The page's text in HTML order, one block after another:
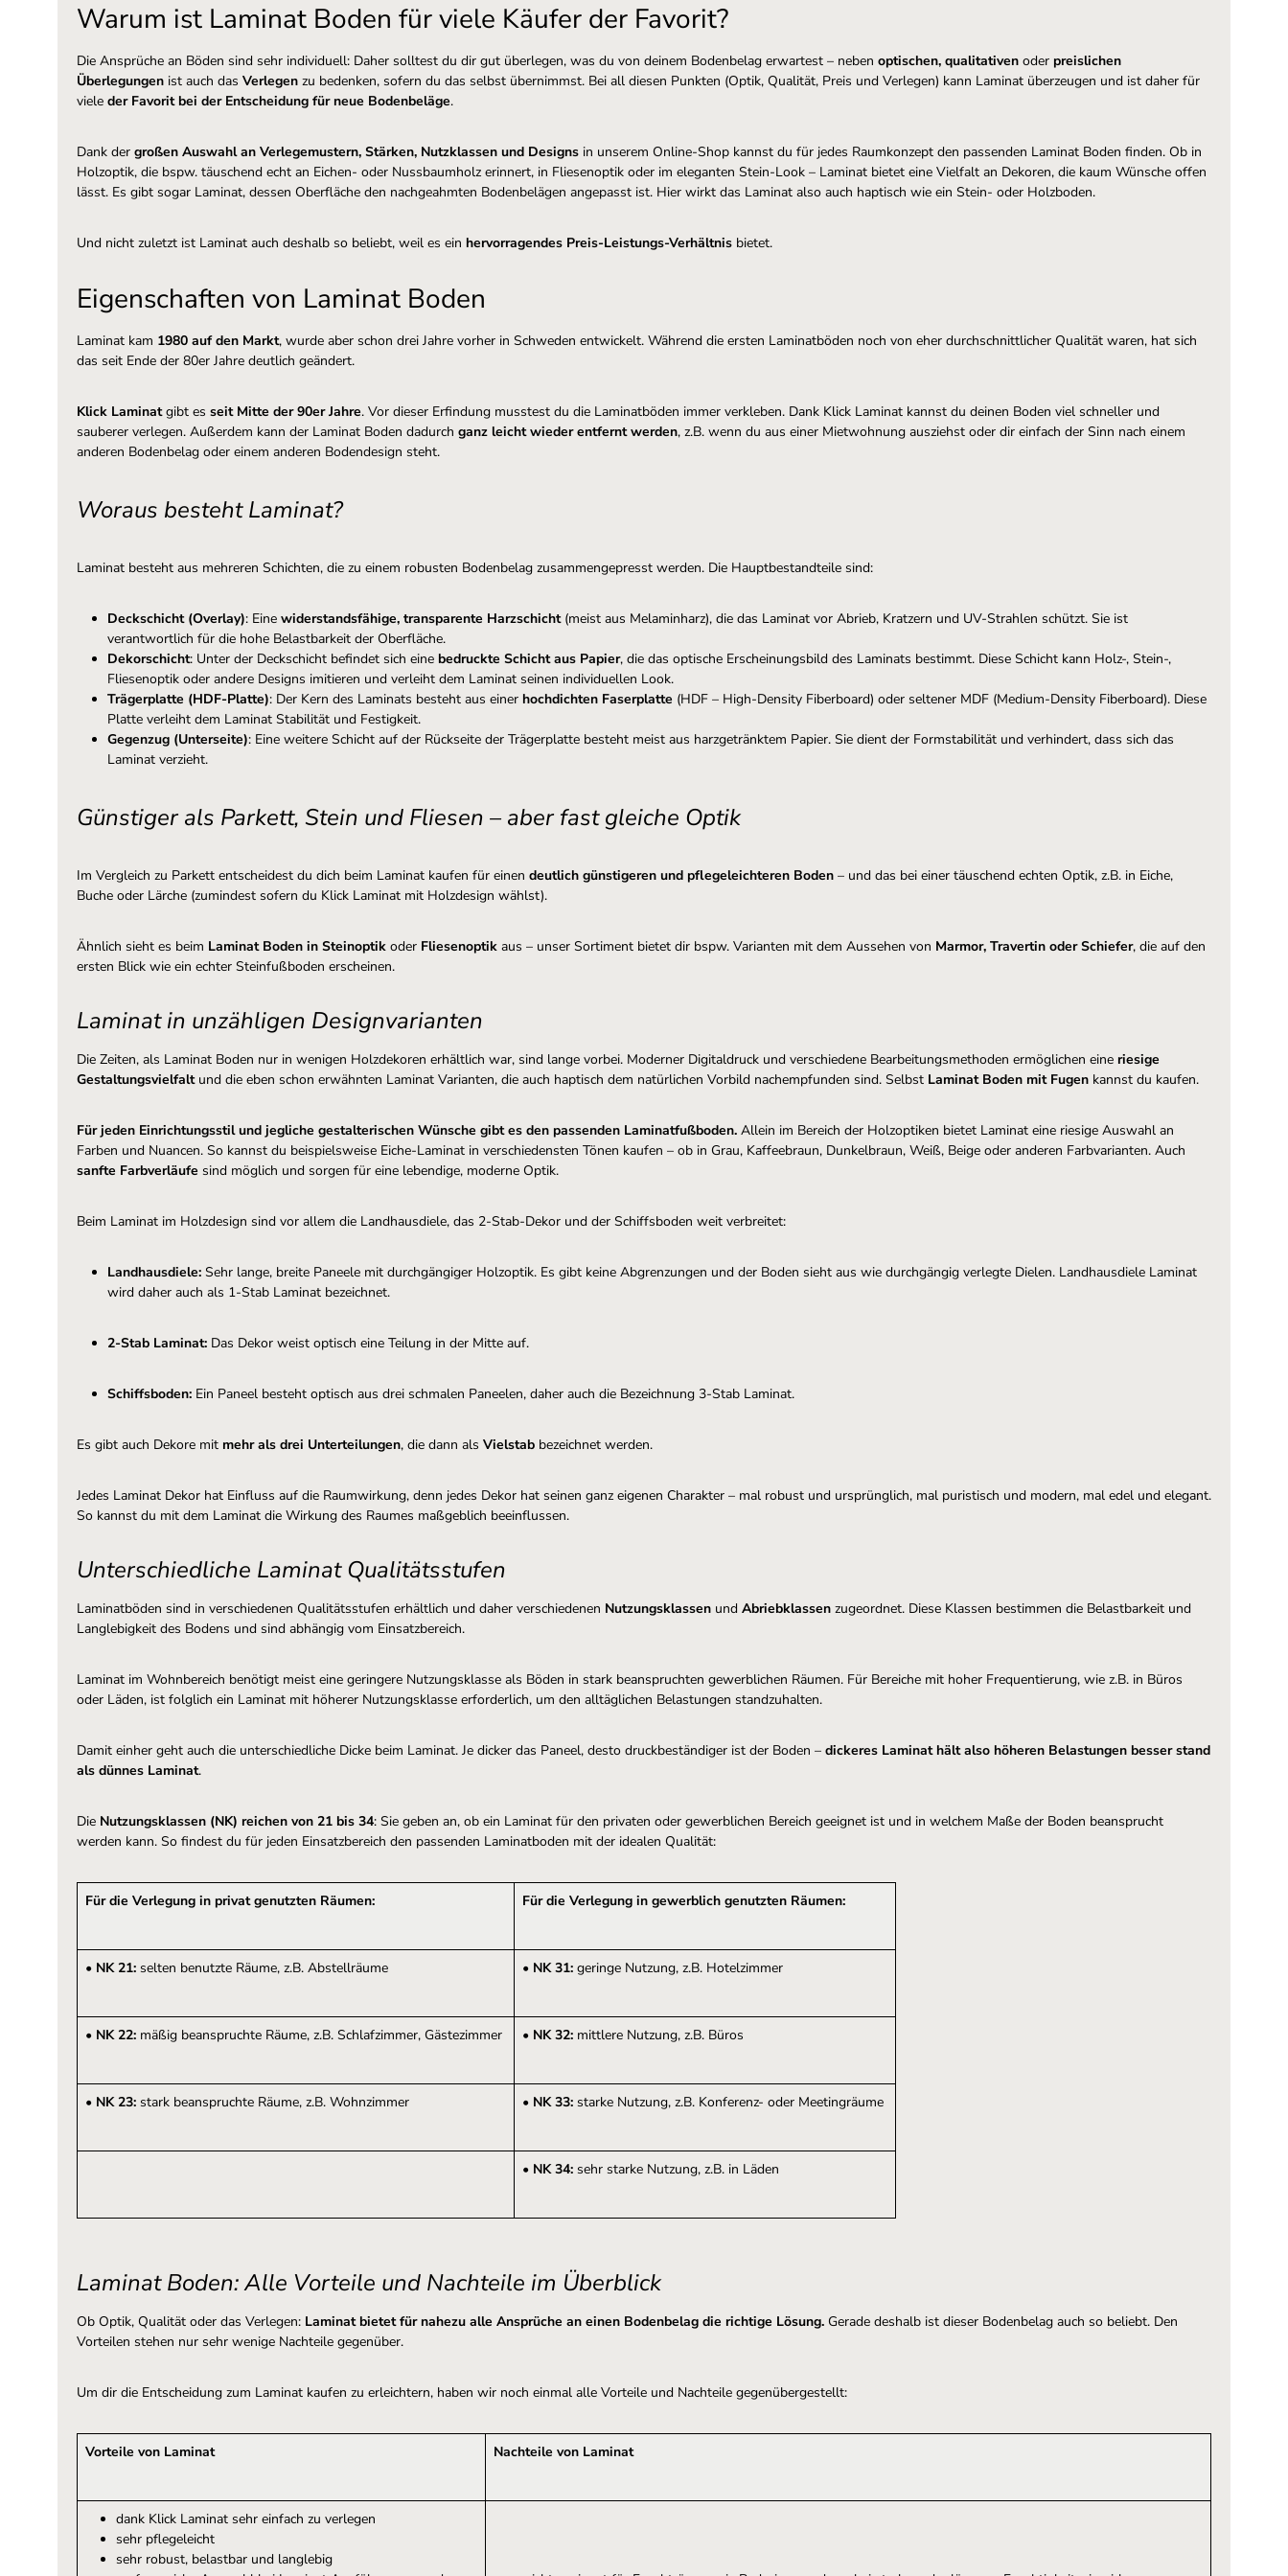
Warum ist Laminat Boden für viele Käufer der Favorit?
Die Ansprüche an Böden sind sehr individuell: Daher solltest du dir gut überlegen, was du von deinem Bodenbelag erwartest – neben optischen, qualitativen oder preislichen
Überlegungen ist auch das Verlegen zu bedenken, sofern du das selbst übernimmst. Bei all diesen Punkten (Optik, Qualität, Preis und Verlegen) kann Laminat überzeugen und ist daher für
viele der Favorit bei der Entscheidung für neue Bodenbeläge.
Dank der großen Auswahl an Verlegemustern, Stärken, Nutzklassen und Designs in unserem Online-Shop kannst du für jedes Raumkonzept den passenden Laminat Boden finden. Ob in
Holzoptik, die bspw. täuschend echt an Eichen- oder Nussbaumholz erinnert, in Fliesenoptik oder im eleganten Stein-Look – Laminat bietet eine Vielfalt an Dekoren, die kaum Wünsche offen
lässt. Es gibt sogar Laminat, dessen Oberfläche den nachgeahmten Bodenbelägen angepasst ist. Hier wirkt das Laminat also auch haptisch wie ein Stein- oder Holzboden.
Und nicht zuletzt ist Laminat auch deshalb so beliebt, weil es ein hervorragendes Preis-Leistungs-Verhältnis bietet.
Eigenschaften von Laminat Boden
Laminat kam 1980 auf den Markt, wurde aber schon drei Jahre vorher in Schweden entwickelt. Während die ersten Laminatböden noch von eher durchschnittlicher Qualität waren, hat sich
das seit Ende der 80er Jahre deutlich geändert.
Klick Laminatgibt es seit Mitte der 90er Jahre. Vor dieser Erfindung musstest du die Laminatböden immer verkleben. Dank Klick Laminat kannst du deinen Boden viel schneller und
sauberer verlegen. Außerdem kann der Laminat Boden dadurch ganz leicht wieder entfernt werden, z.B. wenn du aus einer Mietwohnung ausziehst oder dir einfach der Sinn nach einem
anderen Bodenbelag oder einem anderen Bodendesign steht.
Woraus besteht Laminat?
Laminat besteht aus mehreren Schichten, die zu einem robusten Bodenbelag zusammengepresst werden. Die Hauptbestandteile sind:
Deckschicht (Overlay): Eine widerstandsfähige, transparente Harzschicht(meist aus Melaminharz), die das Laminat vor Abrieb, Kratzern und UV-Strahlen schützt. Sie ist
verantwortlich für die hohe Belastbarkeit der Oberfläche.
Dekorschicht: Unter der Deckschicht befindet sich eine bedruckte Schicht aus Papier, die das optische Erscheinungsbild des Laminats bestimmt. Diese Schicht kann Holz-, Stein-,
Fliesenoptik oder andere Designs imitieren und verleiht dem Laminat seinen individuellen Look.
Trägerplatte (HDF-Platte): Der Kern des Laminats besteht aus einer hochdichten Faserplatte (HDF – High-Density Fiberboard) oder seltener MDF (Medium-Density Fiberboard). Diese
Platte verleiht dem Laminat Stabilität und Festigkeit.
Gegenzug (Unterseite): Eine weitere Schicht auf der Rückseite der Trägerplatte besteht meist aus harzgetränktem Papier. Sie dient der Formstabilität und verhindert, dass sich das
Laminat verzieht.
Günstiger als Parkett, Stein und Fliesen – aber fast gleiche Optik
Im Vergleich zu Parkett entscheidest du dich beim Laminat kaufen für einen deutlich günstigeren und pflegeleichteren Boden – und das bei einer täuschend echten Optik, z.B. in Eiche,
Buche oder Lärche (zumindest sofern du Klick Laminat mit Holzdesign wählst).
Ähnlich sieht es beim Laminat Boden in Steinoptik oder Fliesenoptik aus – unser Sortiment bietet dir bspw. Varianten mit dem Aussehen von Marmor, Travertin oder Schiefer, die auf den
ersten Blick wie ein echter Steinfußboden erscheinen.
Laminat in unzähligen Designvarianten
Die Zeiten, als Laminat Boden nur in wenigen Holzdekoren erhältlich war, sind lange vorbei. Moderner Digitaldruck und verschiedene Bearbeitungsmethoden ermöglichen eine riesige
Gestaltungsvielfaltund die eben schon erwähnten Laminat Varianten, die auch haptisch dem natürlichen Vorbild nachempfunden sind. Selbst Laminat Boden mit Fugen kannst du kaufen.
Für jeden Einrichtungsstil und jegliche gestalterischen Wünsche gibt es den passenden Laminatfußboden. Allein im Bereich der Holzoptiken bietet Laminat eine riesige Auswahl an
Farben und Nuancen. So kannst du beispielsweise Eiche-Laminat in verschiedensten Tönen kaufen – ob in Grau, Kaffeebraun, Dunkelbraun, Weiß, Beige oder anderen Farbvarianten. Auch
sanfte Farbverläufe sind möglich und sorgen für eine lebendige, moderne Optik.
Beim Laminat im Holzdesign sind vor allem die Landhausdiele, das 2-Stab-Dekor und der Schiffsboden weit verbreitet:
Landhausdiele: Sehr lange, breite Paneele mit durchgängiger Holzoptik. Es gibt keine Abgrenzungen und der Boden sieht aus wie durchgängig verlegte Dielen. Landhausdiele Laminat
wird daher auch als 1-Stab Laminat bezeichnet.
2-Stab Laminat: Das Dekor weist optisch eine Teilung in der Mitte auf.
Schiffsboden: Ein Paneel besteht optisch aus drei schmalen Paneelen, daher auch die Bezeichnung 3-Stab Laminat.
Es gibt auch Dekore mit mehr als drei Unterteilungen, die dann als Vielstab bezeichnet werden.
Jedes Laminat Dekor hat Einfluss auf die Raumwirkung, denn jedes Dekor hat seinen ganz eigenen Charakter – mal robust und ursprünglich, mal puristisch und modern, mal edel und elegant.
So kannst du mit dem Laminat die Wirkung des Raumes maßgeblich beeinflussen.
Unterschiedliche Laminat Qualitätsstufen
Laminatböden sind in verschiedenen Qualitätsstufen erhältlich und daher verschiedenen Nutzungsklassen und Abriebklassen zugeordnet. Diese Klassen bestimmen die Belastbarkeit und
Langlebigkeit des Bodens und sind abhängig vom Einsatzbereich.
Laminat im Wohnbereich benötigt meist eine geringere Nutzungsklasse als Böden in stark beanspruchten gewerblichen Räumen. Für Bereiche mit hoher Frequentierung, wie z.B. in Büros
oder Läden, ist folglich ein Laminat mit höherer Nutzungsklasse erforderlich, um den alltäglichen Belastungen standzuhalten.
Damit einher geht auch die unterschiedliche Dicke beim Laminat. Je dicker das Paneel, desto druckbeständiger ist der Boden – dickeres Laminat hält also höheren Belastungen besser stand
als dünnes Laminat.
Die Nutzungsklassen (NK) reichen von 21 bis 34: Sie geben an, ob ein Laminat für den privaten oder gewerblichen Bereich geeignet ist und in welchem Maße der Boden beansprucht
werden kann. So findest du für jeden Einsatzbereich den passenden Laminatboden mit der idealen Qualität:
Für die Verlegung in privat genutzten Räumen: Für die Verlegung in gewerblich genutzten Räumen:
• NK 21: selten benutzte Räume, z.B. Abstellräume • NK 31: geringe Nutzung, z.B. Hotelzimmer
• NK 22: mäßig beanspruchte Räume, z.B. Schlafzimmer, Gästezimmer • NK 32: mittlere Nutzung, z.B. Büros
• NK 23: stark beanspruchte Räume, z.B. Wohnzimmer • NK 33: starke Nutzung, z.B. Konferenz- oder Meetingräume
• NK 34: sehr starke Nutzung, z.B. in Läden
Laminat Boden: Alle Vorteile und Nachteile im Überblick
Ob Optik, Qualität oder das Verlegen: Laminat bietet für nahezu alle Ansprüche an einen Bodenbelag die richtige Lösung. Gerade deshalb ist dieser Bodenbelag auch so beliebt. Den
Vorteilen stehen nur sehr wenige Nachteile gegenüber.
Um dir die Entscheidung zum Laminat kaufen zu erleichtern, haben wir noch einmal alle Vorteile und Nachteile gegenübergestellt:
Vorteile von Laminat Nachteile von Laminat
dank Klick Laminat sehr einfach zu verlegen
sehr pflegeleicht
sehr robust, belastbar und langlebig